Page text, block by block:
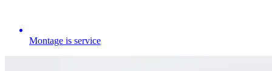
Montage is service